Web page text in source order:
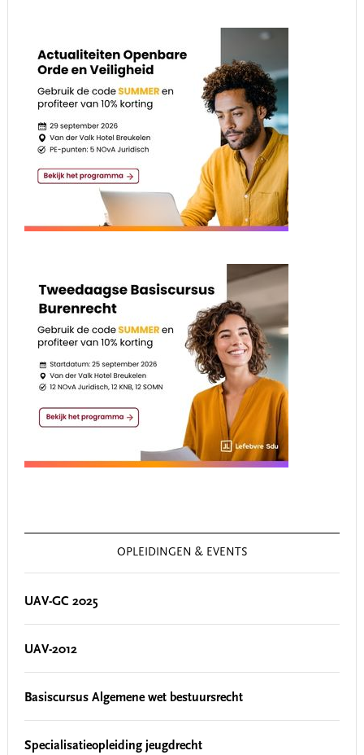
OPLEIDINGEN & EVENTS
UAV-GC 2025
UAV-2012
Basiscursus Algemene wet bestuursrecht
Specialisatieopleiding jeugdrecht